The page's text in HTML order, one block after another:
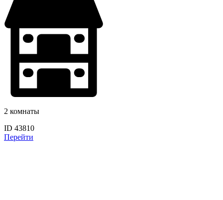
2 комнаты
ID 43810
Перейти